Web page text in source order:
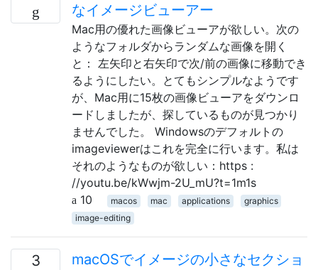
なイメージビューアー
Mac用の優れた画像ビューアが欲しい。次の
ようなフォルダからランダムな画像を開く
と： 左矢印と右矢印で次/前の画像に移動でき
るようにしたい。とてもシンプルなようです
が、Mac用に15枚の画像ビューアをダウンロ
ードしましたが、探しているものが見つかり
ませんでした。 Windowsのデフォルトの
imageviewerはこれを完全に行います。私は
それのようなものが欲しい：https :
//youtu.be/kWwjm-2U_mU?t=1m1s
10
macos mac applications
graphics
image-editing
3
macOSでイメージの小さなセクショ